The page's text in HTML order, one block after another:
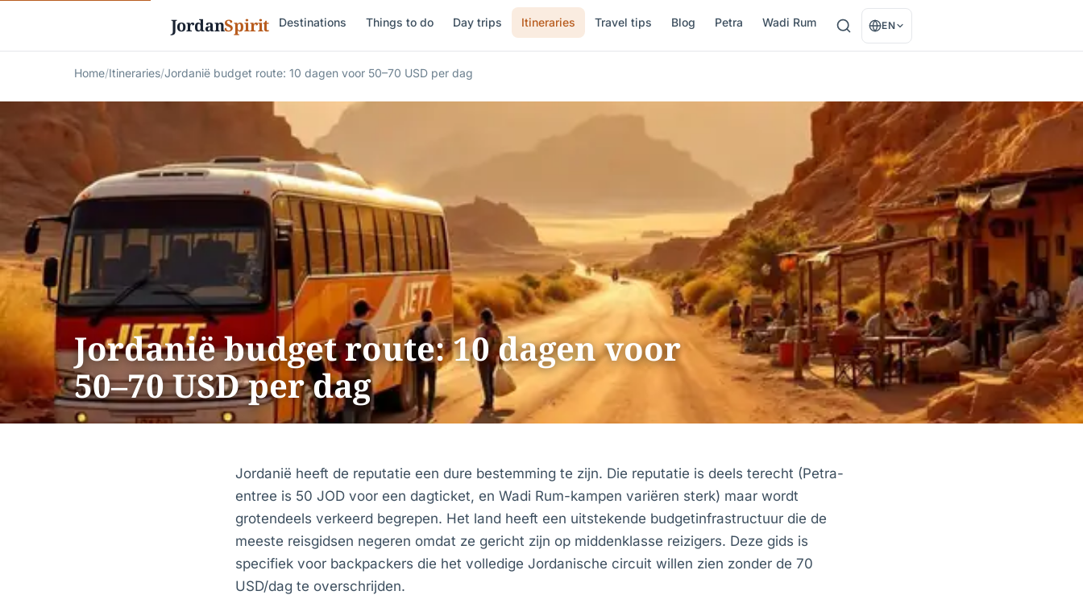
JordanSpirit Destinations Things to do Day trips Itineraries Travel tips Blog Petra Wadi Rum EN
Home/Itineraries/Jordanië budget route: 10 dagen voor 50–70 USD per dag
Jordanië budget route: 10 dagen voor
50–70 USD per dag
Jordanië heeft de reputatie een dure bestemming te zijn. Die reputatie is deels terecht (Petra-
entree is 50 JOD voor een dagticket, en Wadi Rum-kampen variëren sterk) maar wordt
grotendeels verkeerd begrepen. Het land heeft een uitstekende budgetinfrastructuur die de
meeste reisgidsen negeren omdat ze gericht zijn op middenklasse reizigers. Deze gids is
specifiek voor backpackers die het volledige Jordanische circuit willen zien zonder de 70
USD/dag te overschrijden.